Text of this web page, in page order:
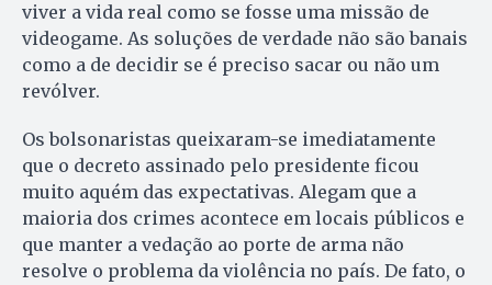
viver a vida real como se fosse uma missão de
videogame. As soluções de verdade não são banais
como a de decidir se é preciso sacar ou não um
revólver.
Os bolsonaristas queixaram-se imediatamente
que o decreto assinado pelo presidente ficou
muito aquém das expectativas. Alegam que a
maioria dos crimes acontece em locais públicos e
que manter a vedação ao porte de arma não
resolve o problema da violência no país. De fato, o